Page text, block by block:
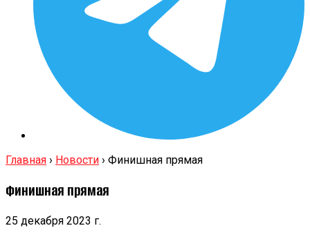
Главная › Новости › Финишная прямая
Финишная прямая
25 декабря 2023 г.